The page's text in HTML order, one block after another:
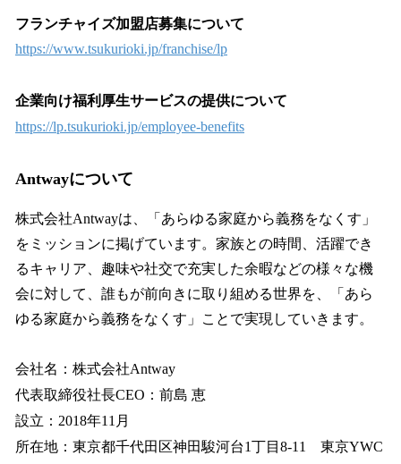
フランチャイズ加盟店募集について
https://www.tsukurioki.jp/franchise/lp
企業向け福利厚生サービスの提供について
https://lp.tsukurioki.jp/employee-benefits
Antwayについて
株式会社Antwayは、「あらゆる家庭から義務をなくす」
をミッションに掲げています。家族との時間、活躍でき
るキャリア、趣味や社交で充実した余暇などの様々な機
会に対して、誰もが前向きに取り組める世界を、「あら
ゆる家庭から義務をなくす」ことで実現していきます。
会社名：株式会社Antway
代表取締役社長CEO：前島 恵
設立：2018年11月
所在地：東京都千代田区神田駿河台1丁目8-11 東京YWC